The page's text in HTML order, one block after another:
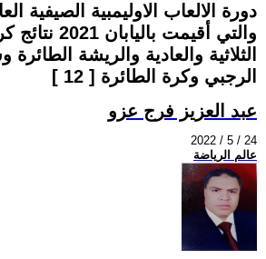
والتي أقيمت
الثلاثية والعادية والريشة
الرجبي وكرة الطائرة [ 12 ]
عبد العزيز فرج عزو
2022 / 5 / 24
عالم الرياضة